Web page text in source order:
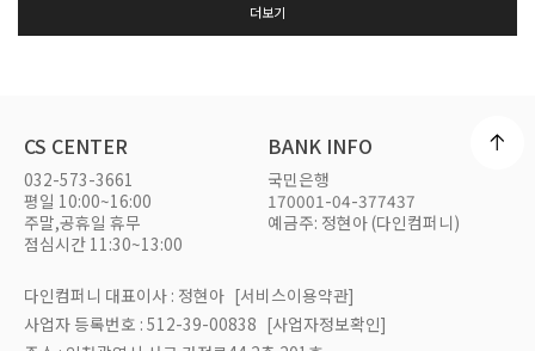
더보기
CS CENTER
032-573-3661
평일 10:00~16:00
주말,공휴일 휴무
점심시간 11:30~13:00
BANK INFO
국민은행
170001-04-377437
예금주: 정현아 (다인컴퍼니)
다인컴퍼니 대표이사 : 정현아 [서비스이용약관]
사업자 등록번호 : 512-39-00838 [사업자정보확인]